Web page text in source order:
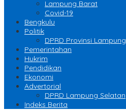
Lampung Barat
Covid-19
Bengkulu
Politik
DPRD Provinsi Lampung
Pemerintahan
Hukrim
Pendidikan
Ekonomi
Advertorial
DPRD Lampung Selatan
Indeks Berita